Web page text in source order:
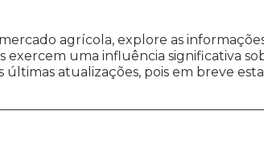
agrícola, explore as
exercem uma influência significativa
atualizações, pois em breve